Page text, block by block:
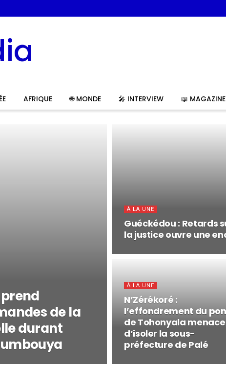
AFRIQUE 🌐 MONDE 🎤 INTERVIEW 📖 MAGAZINE
de la
durant
À LA UNE
Guéckédou : Retards
la justice ouvre une
À LA UNE
N’Zérékoré :
l’effondrement du
de Tohonyala menace
d’isoler la sous-
préfecture de Palé